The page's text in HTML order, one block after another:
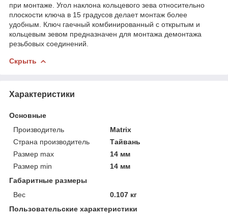
при монтаже. Угол наклона кольцевого зева относительно
плоскости ключа в 15 градусов делает монтаж более
удобным. Ключ гаечный комбинированный с открытым и
кольцевым зевом предназначен для монтажа демонтажа
резьбовых соединений.
Скрыть
Характеристики
Основные
Производитель
Matrix
Страна производитель
Тайвань
Размер max
14 мм
Размер min
14 мм
Габаритные размеры
Вес
0.107 кг
Пользовательские характеристики